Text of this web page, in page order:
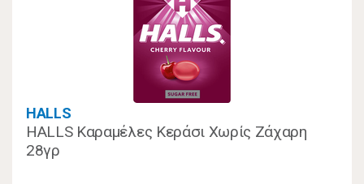
HALLS
HALLS Καραμέλες Κεράσι Χωρίς Ζάχαρη
28γρ